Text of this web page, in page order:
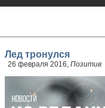
Лед тронулся
26 февраля 2016, Позитив